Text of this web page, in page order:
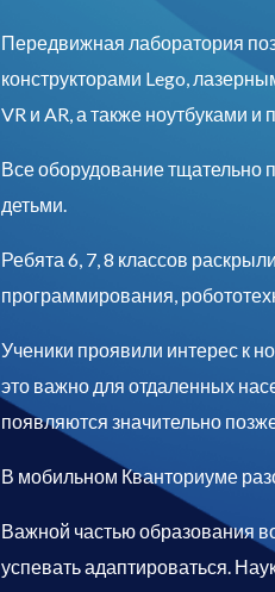
Передвижная лаборатория
конструкторами Lego,
VR и AR, а также ноутбуками и
Все оборудование тщательно
детьми.
Ребята 6, 7, 8 классов
программирования,
Ученики проявили интерес к
это важно для отдаленных
появляются значительно
В мобильном Кванториуме
Важной частью образования
успевать адаптироваться.